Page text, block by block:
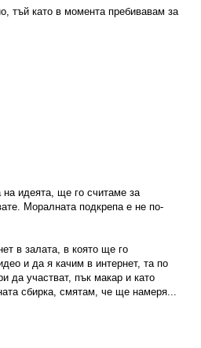
тъй като в момента пребивавам за
на идеята, ще го считаме за
Моралната подкрепа е не по-
в залата, в която ще го
и да я качим в интернет, та по
да участват, пък макар и като
сбирка, смятам, че ще намеря...